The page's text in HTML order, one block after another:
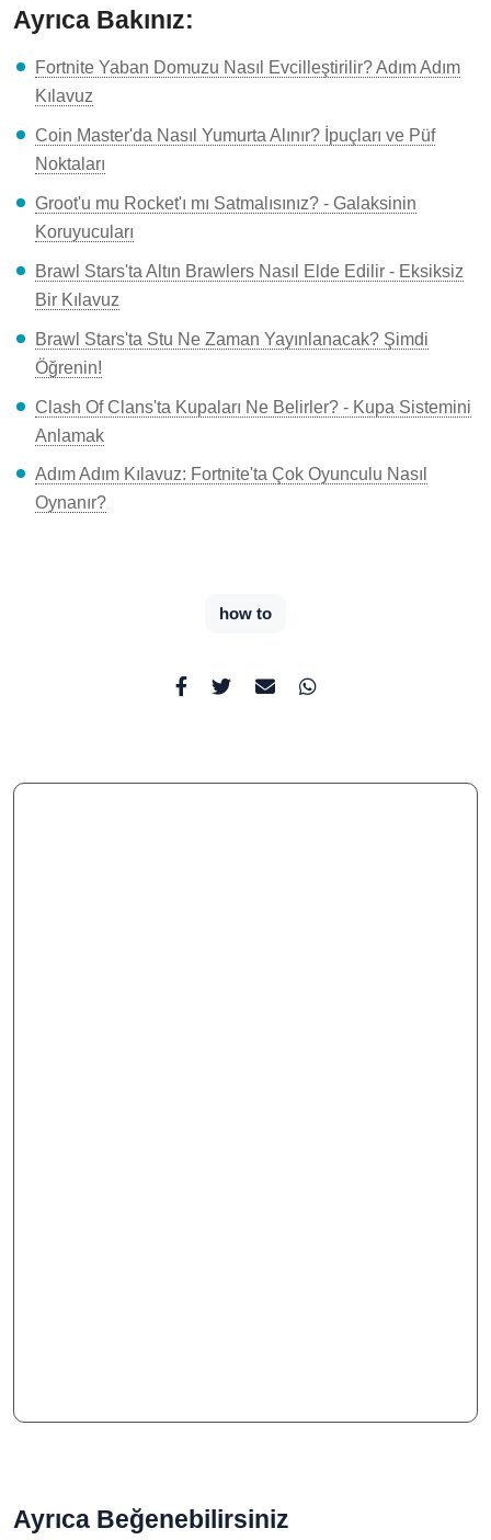
Ayrıca Bakınız:
Fortnite Yaban Domuzu Nasıl Evcilleştirilir? Adım Adım
Kılavuz
Coin Master'da Nasıl Yumurta Alınır? İpuçları ve Püf
Noktaları
Groot'u mu Rocket'ı mı Satmalısınız? - Galaksinin
Koruyucuları
Brawl Stars'ta Altın Brawlers Nasıl Elde Edilir - Eksiksiz
Bir Kılavuz
Brawl Stars'ta Stu Ne Zaman Yayınlanacak? Şimdi
Öğrenin!
Clash Of Clans'ta Kupaları Ne Belirler? - Kupa Sistemini
Anlamak
Adım Adım Kılavuz: Fortnite'ta Çok Oyunculu Nasıl
Oynanır?
how to
Ayrıca Beğenebilirsiniz